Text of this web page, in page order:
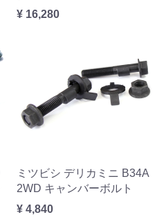
¥ 16,280
ミツビシ デリカミニ B34A
2WD キャンバーボルト
¥ 4,840